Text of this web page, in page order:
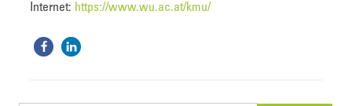
Internet: https://www.wu.ac.at/kmu/